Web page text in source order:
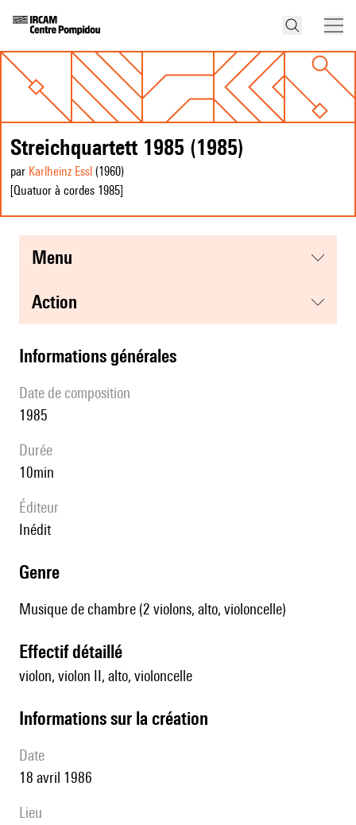
Streichquartett 1985 (1985)
par Karlheinz Essl (1960)
[Quatuor à cordes 1985]
menu
action
informations générales
date de composition
1985
durée
10min
éditeur
Inédit
genre
Musique de chambre (2 violons, alto, violoncelle)
effectif détaillé
violon, violon II, alto, violoncelle
informations sur la création
date
18 avril 1986
lieu